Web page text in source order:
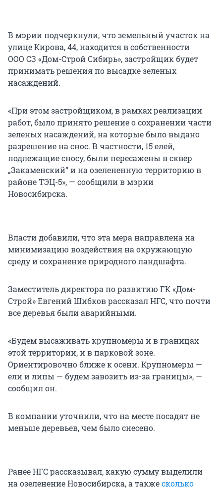
В мэрии подчеркнули, что земельный участок на
улице Кирова, 44, находится в собственности
ООО СЗ «Дом-Строй Сибирь», застройщик будет
принимать решения по высадке зеленых
насаждений.
«При этом застройщиком, в рамках реализации
работ, было принято решение о сохранении части
зеленых насаждений, на которые было выдано
разрешение на снос. В частности, 15 елей,
подлежащие сносу, были пересажены в сквер
„Закаменский“ и на озелененную территорию в
районе ТЭЦ-5», — сообщили в мэрии
Новосибирска.
Власти добавили, что эта мера направлена на
минимизацию воздействия на окружающую
среду и сохранение природного ландшафта.
Заместитель директора по развитию ГК «Дом-
Строй» Евгений Шибков рассказал НГС, что почти
все деревья были аварийными.
«Будем высаживать крупномеры и в границах
этой территории, и в парковой зоне.
Ориентировочно ближе к осени. Крупномеры —
ели и липы — будем завозить из-за границы», —
сообщил он.
В компании уточнили, что на месте посадят не
меньше деревьев, чем было снесено.
Ранее НГС рассказывал, какую сумму выделили
на озеленение Новосибирска, а такжесколько